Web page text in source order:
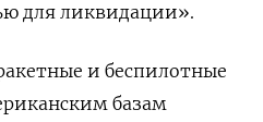
для ликвидации».
и беспилотные
базам